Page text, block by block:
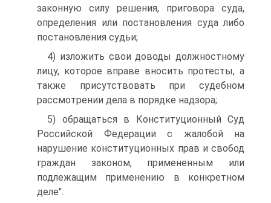
законную силу решения, приговора суда,
определения или постановления суда либо
постановления судьи;
4) изложить свои доводы должностному
лицу, которое вправе вносить протесты, а
также присутствовать при судебном
рассмотрении дела в порядке надзора;
5) обращаться в Конституционный Суд
Российской Федерации с жалобой на
нарушение конституционных прав и свобод
граждан законом, примененным или
подлежащим применению в конкретном
деле".